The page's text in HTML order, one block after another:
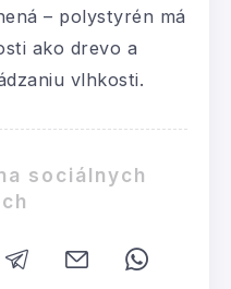
– polystyrén má
ako drevo a
vlhkosti.
sociálnych